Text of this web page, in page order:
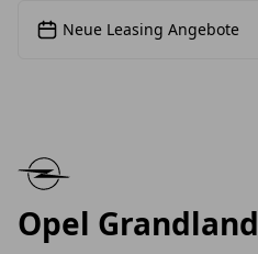
Neue Leasing Angebote
Opel Grandland